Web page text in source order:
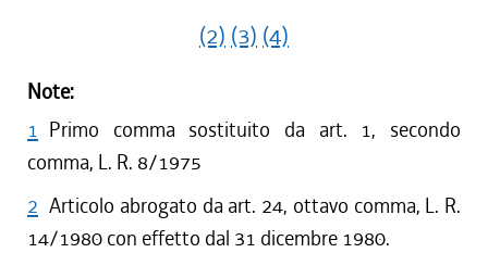
(2) (3) (4)
Note:
1 Primo comma sostituito da art. 1, secondo
comma, L. R. 8/1975
2 Articolo abrogato da art. 24, ottavo comma, L. R.
14/1980 con effetto dal 31 dicembre 1980.